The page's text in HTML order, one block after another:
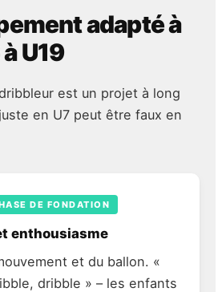
adapté à
U19
est un projet à long
en U7 peut être faux en
DE FONDATION
enthousiasme
et du ballon. «
dribble » – les enfants